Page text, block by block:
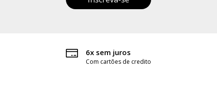
6x sem juros
Com cartões de credito